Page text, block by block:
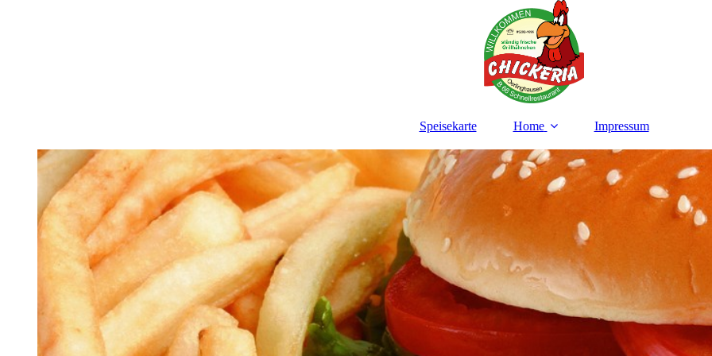
Speisekarte Home Impressum